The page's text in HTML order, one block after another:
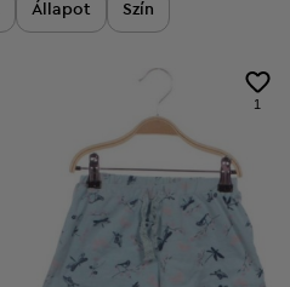
Állapot Szín
1